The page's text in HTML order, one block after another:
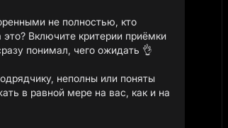
не полностью, кто
это? Включите критерии приёмки
понимал, чего ожидать 👌
неполны или поняты
в равной мере на вас, как и на